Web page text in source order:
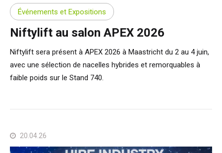
Événements et Expositions
Niftylift au salon APEX 2026
Niftylift sera présent à APEX 2026 à Maastricht du 2 au 4 juin,
avec une sélection de nacelles hybrides et remorquables à
faible poids sur le Stand 740.
20.04.26